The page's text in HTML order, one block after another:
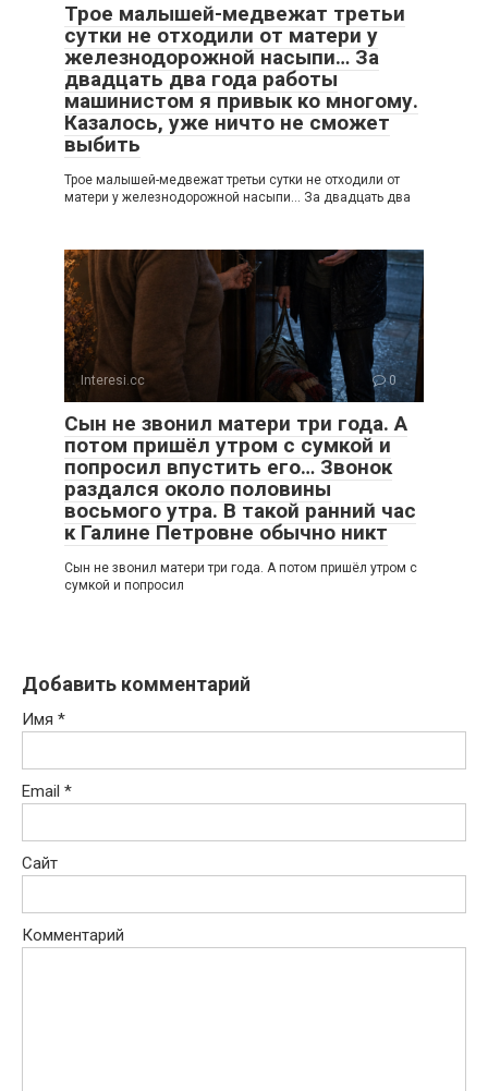
Трое малышей-медвежат третьи
сутки не отходили от матери у
железнодорожной насыпи… За
двадцать два года работы
машинистом я привык ко многому.
Казалось, уже ничто не сможет
выбить
Трое малышей-медвежат третьи сутки не отходили от
матери у железнодорожной насыпи… За двадцать два
Interesi.cc 0
Сын не звонил матери три года. А
потом пришёл утром с сумкой и
попросил впустить его… Звонок
раздался около половины
восьмого утра. В такой ранний час
к Галине Петровне обычно никт
Сын не звонил матери три года. А потом пришёл утром с
сумкой и попросил
Добавить комментарий
Имя *
Email *
Сайт
Комментарий